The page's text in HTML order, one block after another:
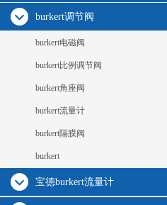
burkert调节阀
burkert电磁阀
burkert比例调节阀
burkert角座阀
burkert流量计
burkert隔膜阀
burkert
宝德burkert流量计